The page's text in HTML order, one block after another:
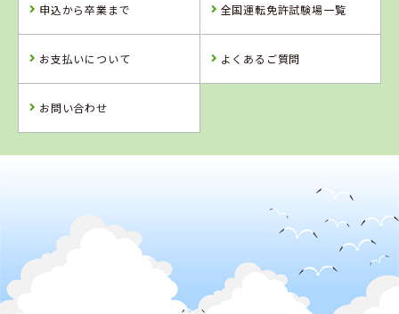
詳 細 予 約
バーズスクール
予 約
グスクール
車学校
申込から卒業まで 全国運転免許試験場一覧
お支払いについて よくあるご質問
お問い合わせ